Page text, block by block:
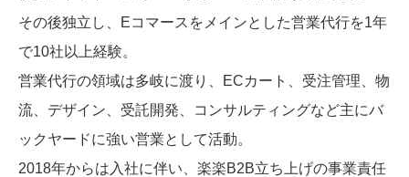
その後独立し、Eコマースをメインとした営業代行を1年
で10社以上経験。
営業代行の領域は多岐に渡り、ECカート、受注管理、物
流、デザイン、受託開発、コンサルティングなど主にバ
ックヤードに強い営業として活動。
2018年からは入社に伴い、楽楽B2B立ち上げの事業責任